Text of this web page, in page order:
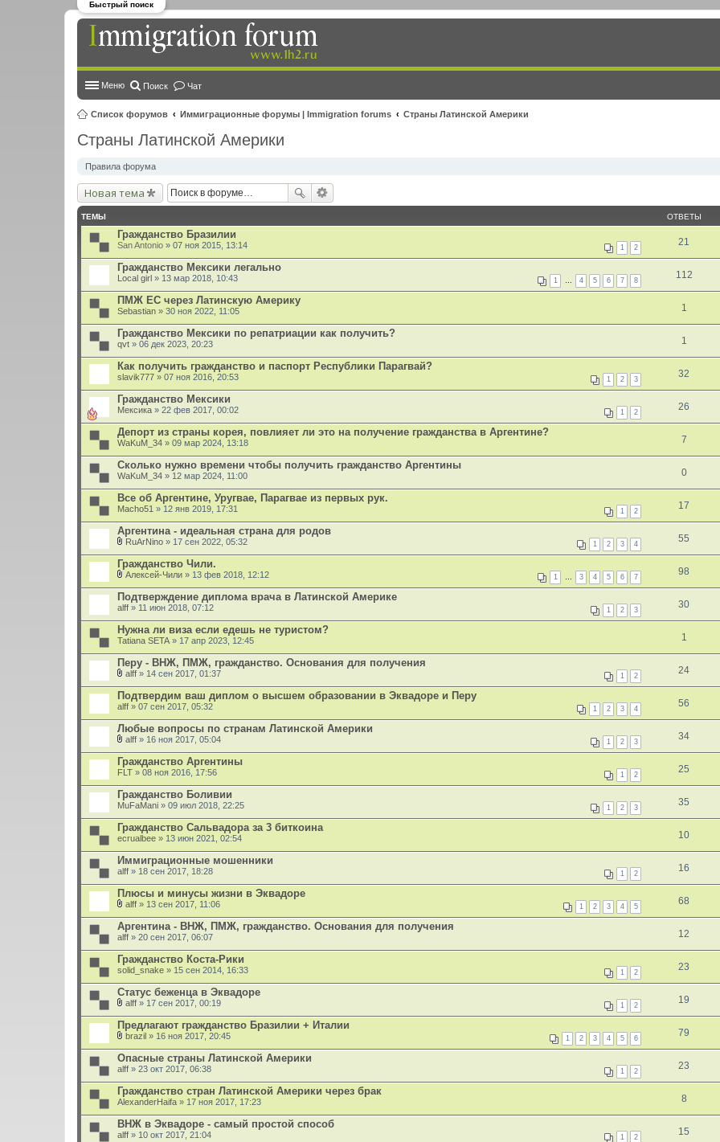
Меню Поиск Чат
Список форумов Иммиграционные форумы | Immigration forums Страны Латинской Америки
Быстрый поиск
Страны Латинской Америки
Правила форума
Новая тема
ТЕМЫ ОТВЕТЫ
Гражданство Бразилии
1 2
San Antonio » 07 ноя 2015, 13:14 21
Гражданство Мексики легально
1 … 4 5 6 7 8
Local girl » 13 мар 2018, 10:43 112
ПМЖ ЕС через Латинскую Америку
Sebastian » 30 ноя 2022, 11:05 1
Гражданство Мексики по репатриации как получить?
qvt » 06 дек 2023, 20:23 1
Как получить гражданство и паспорт Республики Парагвай?
1 2 3
slavik777 » 07 ноя 2016, 20:53 32
Гражданство Мексики
1 2
Мексика » 22 фев 2017, 00:02 26
Депорт из страны корея, повлияет ли это на получение гражданства в Аргентине?
WaKuM_34 » 09 мар 2024, 13:18 7
Сколько нужно времени чтобы получить гражданство Аргентины
WaKuM_34 » 12 мар 2024, 11:00 0
Все об Аргентине, Уругвае, Парагвае из первых рук.
1 2
Macho51 » 12 янв 2019, 17:31 17
Аргентина - идеальная страна для родов
1 2 3 4
л
о
ж
е
н
и
RuArNino » 17 сен 2022, 05:32 55
Гражданство Чили.
1 … 3 4 5 6 7
л
о
ж
е
н
и
Алексей-Чили » 13 фев 2018, 12:12 98
Подтверждение диплома врача в Латинской Америке
1 2 3
alff » 11 июн 2018, 07:12 30
Нужна ли виза если едешь не туристом?
Tatiana SETA » 17 апр 2023, 12:45 1
Перу - ВНЖ, ПМЖ, гражданство. Основания для получения
1 2
л
о
ж
е
н
и
alff » 14 сен 2017, 01:37 24
Подтвердим ваш диплом о высшем образовании в Эквадоре и Перу
1 2 3 4
alff » 07 сен 2017, 05:32 56
Любые вопросы по странам Латинской Америки
1 2 3
л
о
ж
е
н
и
alff » 16 ноя 2017, 05:04 34
Гражданство Аргентины
1 2
FLT » 08 ноя 2016, 17:56 25
Гражданство Боливии
1 2 3
MuFaMani » 09 июл 2018, 22:25 35
Гражданство Сальвадора за 3 биткоина
ecrualbee » 13 июн 2021, 02:54 10
Иммиграционные мошенники
1 2
alff » 18 сен 2017, 18:28 16
Плюсы и минусы жизни в Эквадоре
1 2 3 4 5
л
о
ж
е
н
и
alff » 13 сен 2017, 11:06 68
Аргентина - ВНЖ, ПМЖ, гражданство. Основания для получения
alff » 20 сен 2017, 06:07 12
Гражданство Коста-Рики
1 2
solid_snake » 15 сен 2014, 16:33 23
Статус беженца в Эквадоре
1 2
л
о
ж
е
н
и
alff » 17 сен 2017, 00:19 19
Предлагают гражданство Бразилии + Италии
1 2 3 4 5 6
л
о
ж
е
н
и
brazil » 16 ноя 2017, 20:45 79
Опасные страны Латинской Америки
1 2
alff » 23 окт 2017, 06:38 23
Гражданство стран Латинской Америки через брак
AlexanderHaifa » 17 ноя 2017, 17:23 8
ВНЖ в Эквадоре - самый простой способ
1 2
alff » 10 окт 2017, 21:04 15